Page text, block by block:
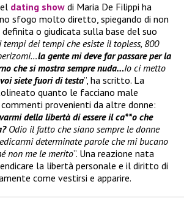
dating show di Maria De Filippi ha
sfogo molto diretto, spiegando di non
o giudicata sulla base del suo
tempi dei tempi che esiste il topless, 800
la gente mi deve far passare per la
che si mostra sempre nuda…Io ci metto
voi siete fuori di testa”, ha scritto. La
quanto le facciano male
provenienti da altre donne:
della libertà di essere il ca**o che
Odio il fatto che siano sempre le donne
determinate parole che mi bucano
non me le merito”. Una reazione nata
la libertà personale e il diritto di
come vestirsi e apparire.